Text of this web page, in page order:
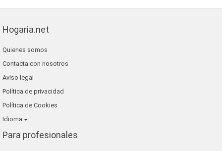
Hogaria.net
Quienes somos
Contacta con nosotros
Aviso legal
Política de privacidad
Política de Cookies
Idioma
Para profesionales